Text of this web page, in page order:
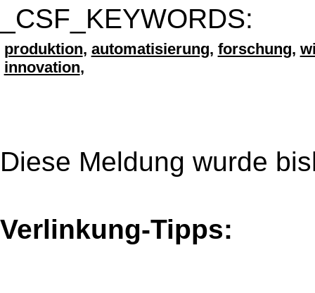
_CSF_KEYWORDS:
produktion, automatisierung, forschung,
innovation,
Diese Meldung wurde
Verlinkung-Tipps: